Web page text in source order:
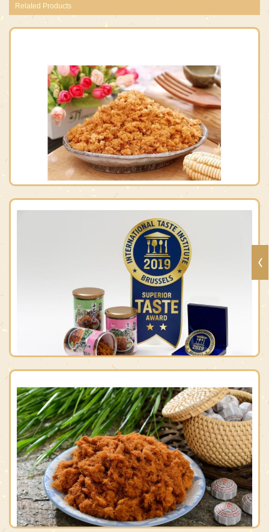
Related Products
招牌細肉鬆
原價：$165
售價：$150
米其林寶寶肉鬆
原價：$150
售價：$120